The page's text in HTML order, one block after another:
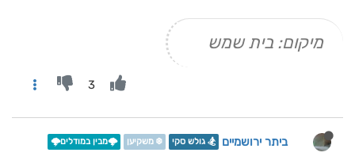
מיקום: בית שמש
3
ביתר ירושמיים 🏂 גולש סקי ❄️ משקיען 🌩️מבין במודלים🌩️